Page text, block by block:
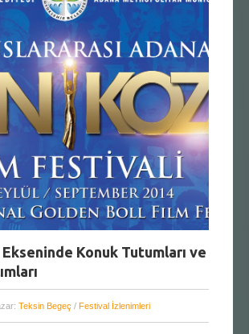
Konuk Tutumları ve
Teksin Begeç / Festival İzlenimleri